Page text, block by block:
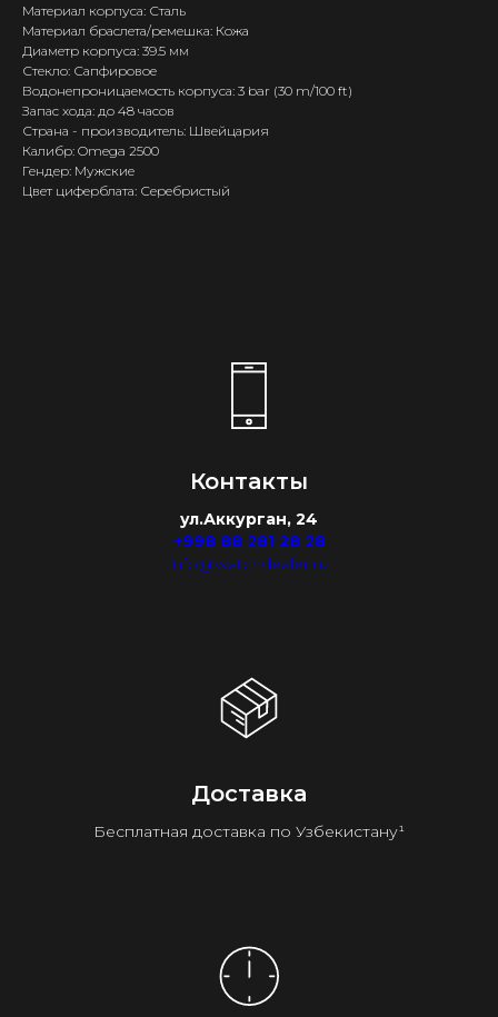
Материал корпуса: Сталь
Материал браслета/ремешка: Кожа
Диаметр корпуса: 39.5 мм
Стекло: Сапфировое
Водонепроницаемость корпуса: 3 bar (30 m/100 ft)
Запас хода: до 48 часов
Страна - производитель: Швейцария
Калибр: Omega 2500
Гендер: Мужские
Цвет циферблата: Серебристый
Контакты
ул.Аккурган, 24
+998 88 281 28 28
info@watchdealer.uz
Доставка
Бесплатная доставка по Узбекистану¹